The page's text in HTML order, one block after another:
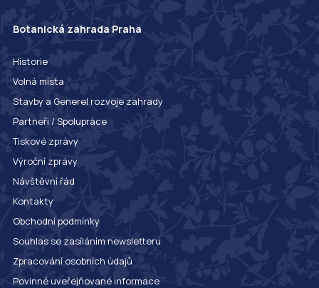
Botanická zahrada Praha
Historie
Volná místa
Stavby a Generel rozvoje zahrady
Partneři / Spolupráce
Tiskové zprávy
Výroční zprávy
Návštěvní řád
Kontakty
Obchodní podmínky
Souhlas se zasíláním newsletteru
Zpracování osobních údajů
Povinné uveřejňované informace